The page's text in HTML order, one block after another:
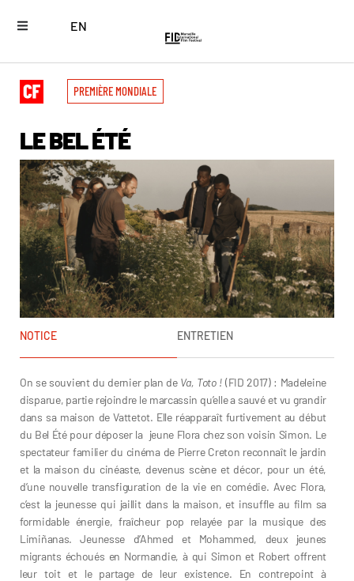
EN
PREMIÈRE MONDIALE
LE BEL ÉTÉ
NOTICE ENTRETIEN
On se souvient du dernier plan de Va, Toto ! (FID 2017) : Madeleine
disparue, partie rejoindre le marcassin qu’elle a sauvé et vu grandir
dans sa maison de Vattetot. Elle réapparaît furtivement au début
du Bel Été pour déposer la jeune Flora chez son voisin Simon. Le
spectateur familier du cinéma de Pierre Creton reconnaît le jardin
et la maison du cinéaste, devenus scène et décor, pour un été,
d’une nouvelle transfiguration de la vie en comédie. Avec Flora,
c’est la jeunesse qui jaillit dans la maison, et insuffle au film sa
formidable énergie, fraîcheur pop relayée par la musique des
Limiñanas. Jeunesse d’Ahmed et Mohammed, deux jeunes
migrants échoués en Normandie, à qui Simon et Robert offrent
leur toit et le partage de leur existence. En contrepoint à